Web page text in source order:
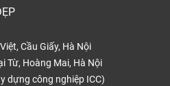
Cầu Giấy, Hà Nội
Từ, Hoàng Mai, Hà Nội
dựng công nghiệp ICC)